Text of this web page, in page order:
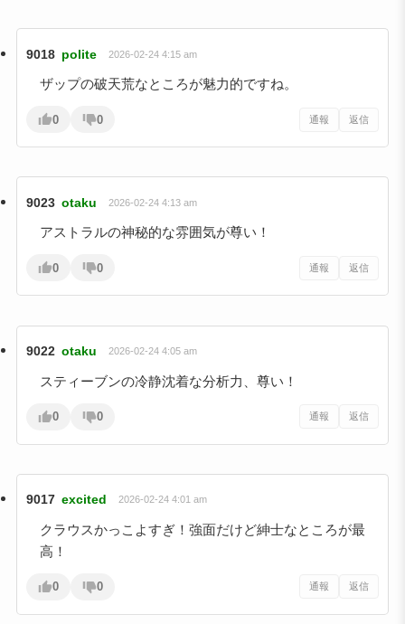
9018 polite 2026-02-24 4:15 am
ザップの破天荒なところが魅力的ですね。
0 0 通報 返信
9023 otaku 2026-02-24 4:13 am
アストラルの神秘的な雰囲気が尊い！
0 0 通報 返信
9022 otaku 2026-02-24 4:05 am
スティーブンの冷静沈着な分析力、尊い！
0 0 通報 返信
9017 excited 2026-02-24 4:01 am
クラウスかっこよすぎ！強面だけど紳士なところが最
高！
0 0 通報 返信